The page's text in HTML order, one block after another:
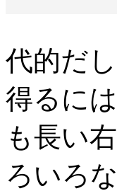
代的だ
得るに
も長い
ろいろ